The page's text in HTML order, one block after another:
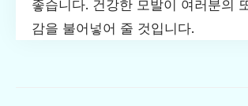
좋습니다. 건강한 모발이 여러분의
감을 불어넣어 줄 것입니다.